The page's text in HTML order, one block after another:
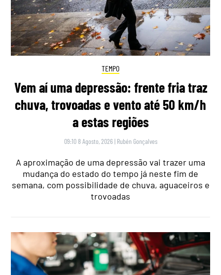
TEMPO
Vem aí uma depressão: frente fria traz
chuva, trovoadas e vento até 50 km/h
a estas regiões
09:10 8 Agosto, 2026 | Rubén Gonçalves
A aproximação de uma depressão vai trazer uma
mudança do estado do tempo já neste fim de
semana, com possibilidade de chuva, aguaceiros e
trovoadas